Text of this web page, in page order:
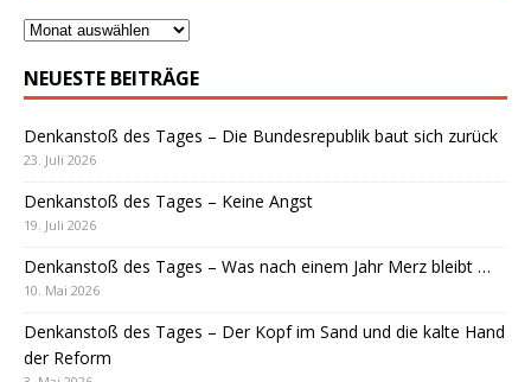
NEUESTE BEITRÄGE
Denkanstoß des Tages – Die Bundesrepublik baut sich zurück
23. Juli 2026
Denkanstoß des Tages – Keine Angst
19. Juli 2026
Denkanstoß des Tages – Was nach einem Jahr Merz bleibt …
10. Mai 2026
Denkanstoß des Tages – Der Kopf im Sand und die kalte Hand
der Reform